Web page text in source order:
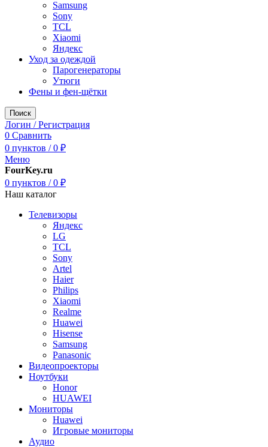
Samsung
Sony
TCL
Xiaomi
Яндекс
Уход за одеждой
Парогенераторы
Утюги
Фены и фен-щётки
Поиск
Логин / Регистрация
0 Сравнить
0 пунктов / 0 ₽
Меню
FourKey.ru
0 пунктов / 0 ₽
Наш каталог
Телевизоры
Яндекс
LG
TCL
Sony
Artel
Haier
Philips
Xiaomi
Realme
Huawei
Hisense
Samsung
Panasonic
Видеопроекторы
Ноутбуки
Honor
HUAWEI
Мониторы
Huawei
Игровые мониторы
Аудио